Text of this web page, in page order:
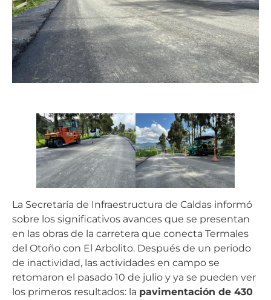
La Secretaría de Infraestructura de Caldas informó
sobre los significativos avances que se presentan
en las obras de la carretera que conecta Termales
del Otoño con El Arbolito. Después de un periodo
de inactividad, las actividades en campo se
retomaron el pasado 10 de julio y ya se pueden ver
los primeros resultados: la pavimentación de 430